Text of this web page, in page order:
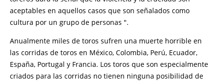
aceptables en aquellos casos que son señalados como
cultura por un grupo de personas ".
Anualmente miles de toros sufren una muerte horrible en
las corridas de toros en México, Colombia, Perú, Ecuador,
España, Portugal y Francia. Los toros que son especialmente
criados para las corridas no tienen ninguna posibilidad de